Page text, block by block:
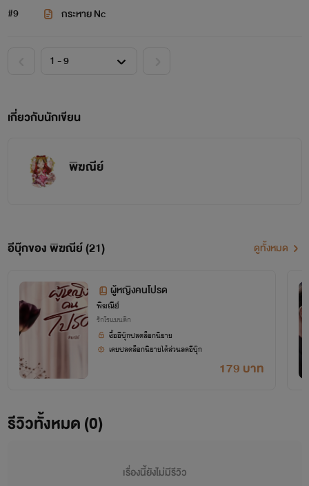
#9 กระหาย Nc
เกี่ยวกับนักเขียน
พิฆณีย์
อีบุ๊กของ พิฆณีย์ (21) ดูทั้งหมด
ผู้หญิงคนโปรด
พิฆณีย์
รักโรแมนติก
179 บาท
ซื้ออีบุ๊กปลดล็อกนิยาย
เคยปลดล็อกนิยายได้ส่วนลดอีบุ๊ก
รีวิวทั้งหมด (0)
เรื่องนี้ยังไม่มีรีวิว